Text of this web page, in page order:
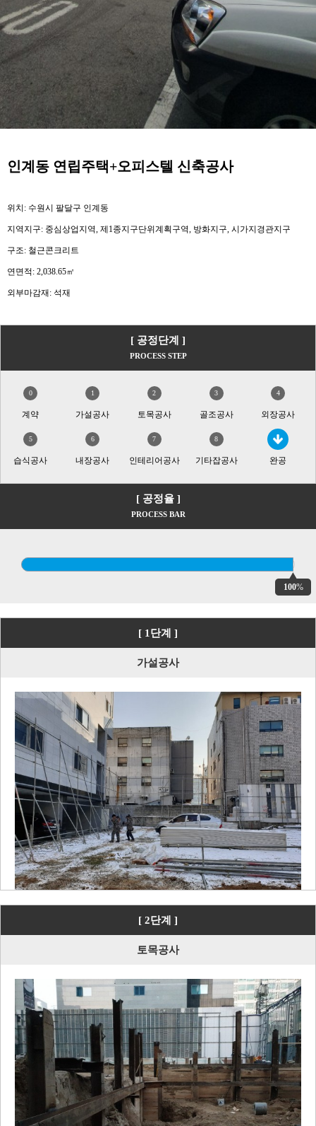
인계동 연립주택+오피스텔 신축공사
위치: 수원시 팔달구 인계동
지역지구: 중심상업지역, 제1종지구단위계획구역, 방화지구, 시가지경관지구
구조: 철근콘크리트
연면적: 2,038.65㎡
외부마감재: 석재
[ 공정단계 ]
PROCESS STEP
0
계약
1
가설공사
2
토목공사
3
골조공사
4
외장공사
5
습식공사
6
내장공사
7
인테리어공사
8
기타잡공사 완공
[ 공정율 ]
PROCESS BAR
100%
[ 1단계 ]
가설공사
[ 2단계 ]
토목공사